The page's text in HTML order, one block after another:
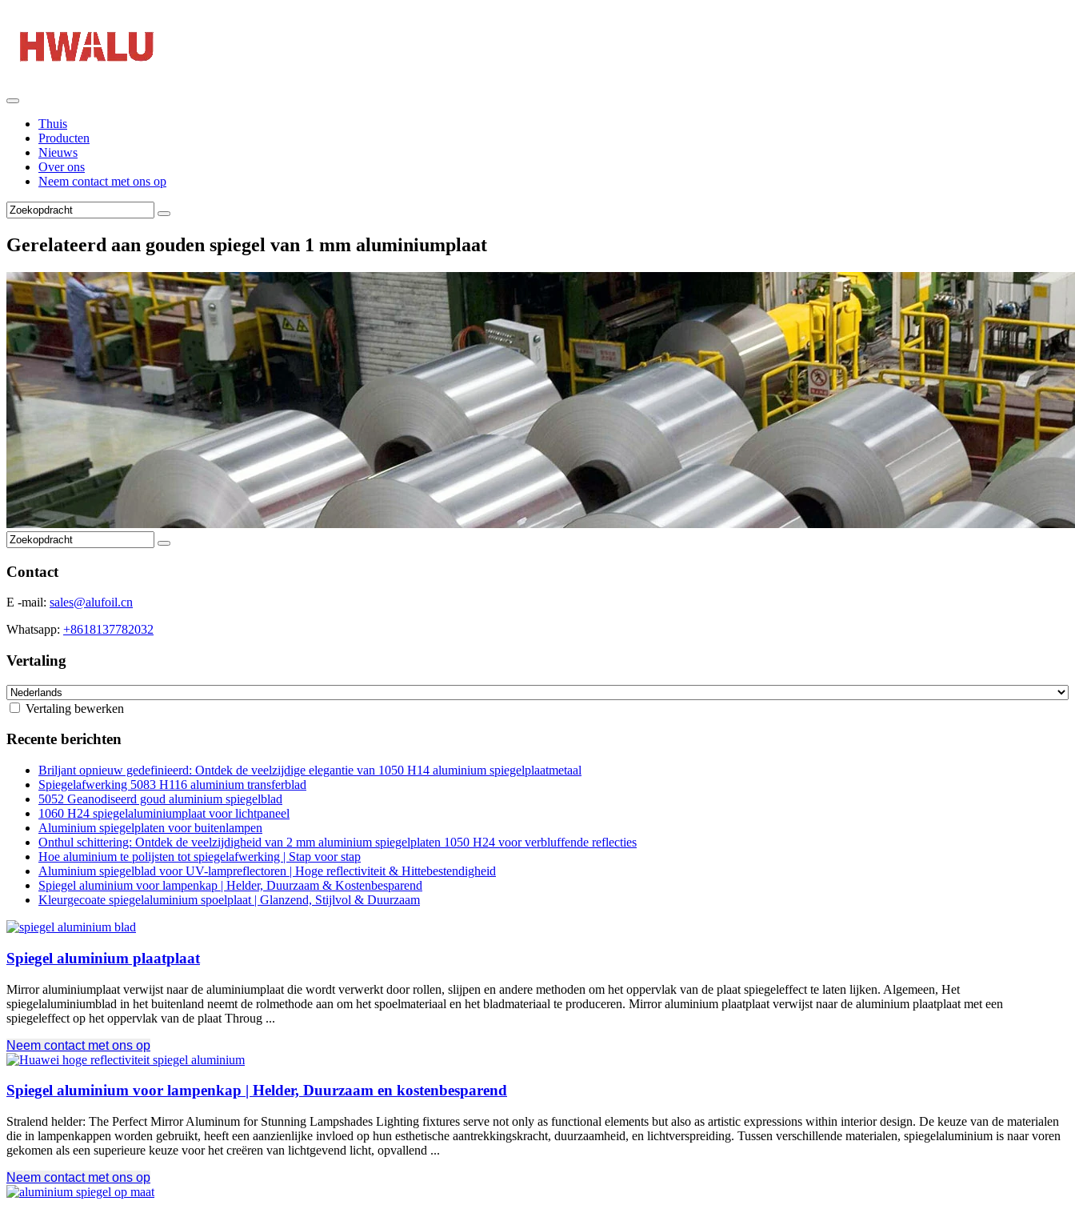
Thuis
Producten
Nieuws
Over ons
Neem contact met ons op
Gerelateerd aan gouden spiegel van 1 mm aluminiumplaat
Contact
E -mail: sales@alufoil.cn
Whatsapp: +8618137782032
Vertaling
Vertaling bewerken
Recente berichten
Briljant opnieuw gedefinieerd: Ontdek de veelzijdige elegantie van 1050 H14 aluminium spiegelplaatmetaal
Spiegelafwerking 5083 H116 aluminium transferblad
5052 Geanodiseerd goud aluminium spiegelblad
1060 H24 spiegelaluminiumplaat voor lichtpaneel
Aluminium spiegelplaten voor buitenlampen
Onthul schittering: Ontdek de veelzijdigheid van 2 mm aluminium spiegelplaten 1050 H24 voor verbluffende reflecties
Hoe aluminium te polijsten tot spiegelafwerking | Stap voor stap
Aluminium spiegelblad voor UV-lampreflectoren | Hoge reflectiviteit & Hittebestendigheid
Spiegel aluminium voor lampenkap | Helder, Duurzaam & Kostenbesparend
Kleurgecoate spiegelaluminium spoelplaat | Glanzend, Stijlvol & Duurzaam
Spiegel aluminium plaatplaat
Mirror aluminiumplaat verwijst naar de aluminiumplaat die wordt verwerkt door rollen, slijpen en andere methoden om het oppervlak van de plaat spiegeleffect te laten lijken. Algemeen, Het
spiegelaluminiumblad in het buitenland neemt de rolmethode aan om het spoelmateriaal en het bladmateriaal te produceren. Mirror aluminium plaatplaat verwijst naar de aluminium plaatplaat met een
spiegeleffect op het oppervlak van de plaat Throug ...
Neem contact met ons op
Spiegel aluminium voor lampenkap | Helder, Duurzaam en kostenbesparend
Stralend helder: The Perfect Mirror Aluminum for Stunning Lampshades Lighting fixtures serve not only as functional elements but also as artistic expressions within interior design. De keuze van de materialen
die in lampenkappen worden gebruikt, heeft een aanzienlijke invloed op hun esthetische aantrekkingskracht, duurzaamheid, en lichtverspreiding. Tussen verschillende materialen, spiegelaluminium is naar voren
gekomen als een superieure keuze voor het creëren van lichtgevend licht, opvallend ...
Neem contact met ons op